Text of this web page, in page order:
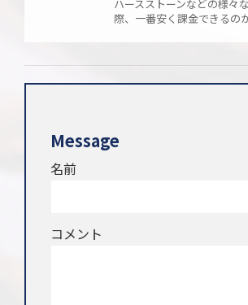
ハースストーンなどの様々
際、一番安く課金できるの
Message
名前
コメント